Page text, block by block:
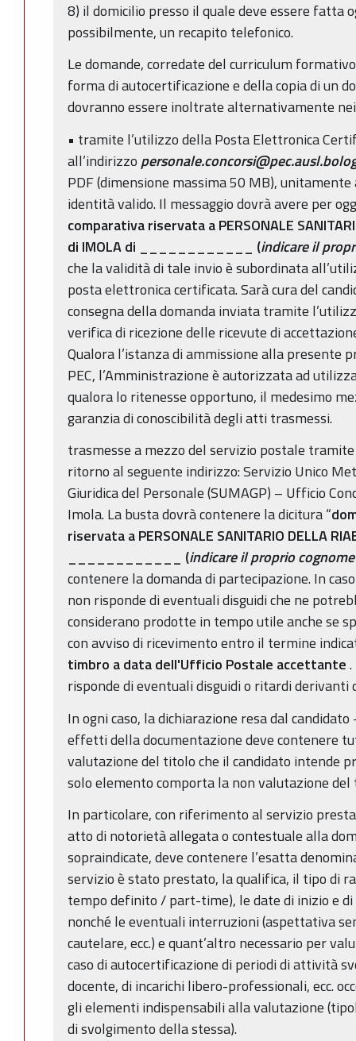
8) il domicilio presso il quale deve essere fatta
possibilmente, un recapito telefonico.
Le domande, corredate del curriculum
forma di autocertificazione e della copia di un
dovranno essere inoltrate alternativamente
• tramite l’utilizzo della Posta Elettronica
all’indirizzo
PDF (dimensione massima 50 MB),
identità valido. Il messaggio dovrà avere per
comparativa riservata a PERSONALE
di IMOLA di
(indicare il
che la validità di tale invio è subordinata
posta elettronica certificata. Sarà cura del
consegna della domanda inviata tramite
verifica di ricezione delle ricevute di
Qualora l’istanza di ammissione alla presente
PEC, l’Amministrazione è autorizzata ad
qualora lo ritenesse opportuno, il medesimo
garanzia di conoscibilità degli atti trasmessi.
trasmesse a mezzo del servizio postale
ritorno al seguente indirizzo: Servizio Unico
Giuridica del Personale (SUMAGP) – Ufficio
Imola. La busta dovrà contenere la dicitura “
riservata a PERSONALE SANITARIO DELLA
(indicare il proprio
contenere la domanda di partecipazione. In
non risponde di eventuali disguidi che ne
considerano prodotte in tempo utile anche se
con avviso di ricevimento entro il termine
timbro a data dell'Ufficio Postale accettante.
risponde di eventuali disguidi o ritardi derivanti
In ogni caso, la dichiarazione resa dal
effetti della documentazione deve contenere
valutazione del titolo che il candidato intende
solo elemento comporta la non valutazione
In particolare, con riferimento al servizio
atto di notorietà allegata o contestuale alla
sopraindicate, deve contenere l’esatta
servizio è stato prestato, la qualifica, il tipo di
tempo definito / part-time), le date di inizio e
nonché le eventuali interruzioni (aspettativa
cautelare, ecc.) e quant’altro necessario per
caso di autocertificazione di periodi di attività
docente, di incarichi libero-professionali, ecc.
gli elementi indispensabili alla valutazione
di svolgimento della stessa).